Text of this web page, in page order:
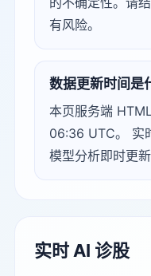
有风险。
数据更新时间是
本页服务端
06:36 UTC。 实
模型分析即时更新
实时 AI 诊股